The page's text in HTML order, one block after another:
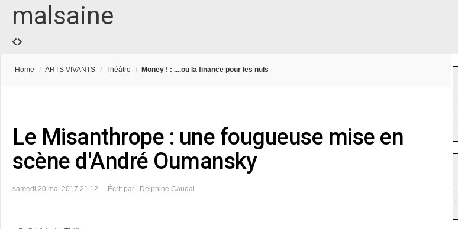
malsaine
Home / ARTS VIVANTS / Théâtre / Money ! : ....ou la finance pour les nuls
Le Misanthrope : une fougueuse mise en
scène d'André Oumansky
samedi 20 mai 2017 21:12 Écrit par : Delphine Caudal